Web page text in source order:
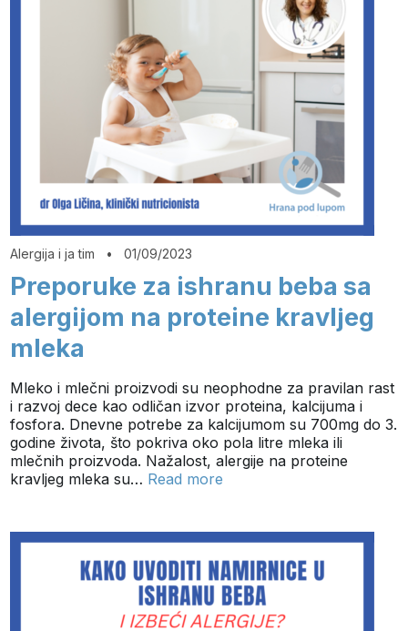
Alergija i ja tim •01/09/2023
Preporuke za ishranu beba sa
alergijom na proteine kravljeg
mleka
Mleko i mlečni proizvodi su neophodne za pravilan rast
i razvoj dece kao odličan izvor proteina, kalcijuma i
fosfora. Dnevne potrebe za kalcijumom su 700mg do 3.
godine života, što pokriva oko pola litre mleka ili
mlečnih proizvoda. Nažalost, alergije na proteine
kravljeg mleka su… Read more